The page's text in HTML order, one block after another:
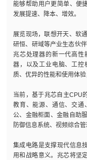
能够帮助用户更简单、便
发展提速、降本、增效。
展览现场，联想开天、软
研恒、研域等产业生态伙
兆芯处理器的新一代高性
器，以及工业电脑、工控
质、优异的性能和使用体
当前，基于兆芯自主CPU
教育、能源、通信、交通
公、金融柜面、金融自助
防御信息系统、视频综合
集成电路是支撑现代信息
用和战略意义。兆芯将坚